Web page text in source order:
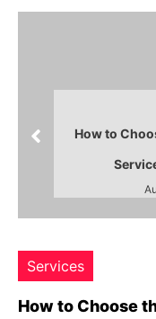
How to
Services
How to Choose